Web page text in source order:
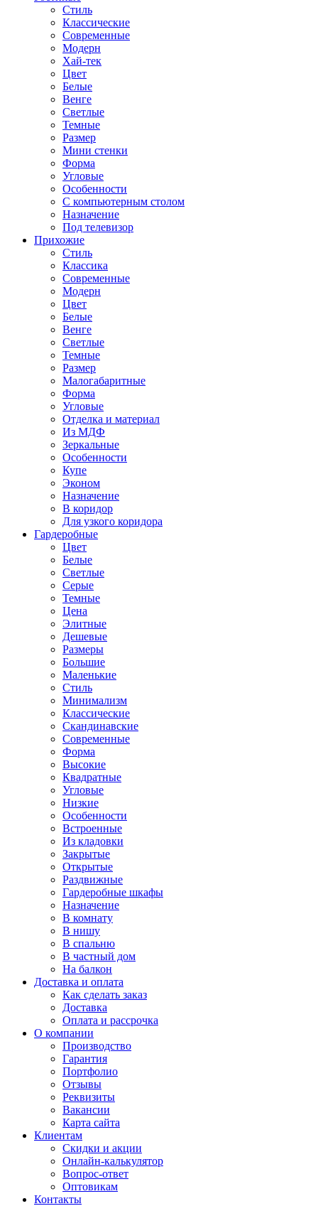
Стиль
Классические
Современные
Модерн
Хай-тек
Цвет
Белые
Венге
Светлые
Темные
Размер
Мини стенки
Форма
Угловые
Особенности
С компьютерным столом
Назначение
Под телевизор
Прихожие
Стиль
Классика
Современные
Модерн
Цвет
Белые
Венге
Светлые
Темные
Размер
Малогабаритные
Форма
Угловые
Отделка и материал
Из МДФ
Зеркальные
Особенности
Купе
Эконом
Назначение
В коридор
Для узкого коридора
Гардеробные
Цвет
Белые
Светлые
Серые
Темные
Цена
Элитные
Дешевые
Размеры
Большие
Маленькие
Стиль
Минимализм
Классические
Скандинавские
Современные
Форма
Высокие
Квадратные
Угловые
Низкие
Особенности
Встроенные
Из кладовки
Закрытые
Открытые
Раздвижные
Гардеробные шкафы
Назначение
В комнату
В нишу
В спальню
В частный дом
На балкон
Доставка и оплата
Как сделать заказ
Доставка
Оплата и рассрочка
О компании
Производство
Гарантия
Портфолио
Отзывы
Реквизиты
Вакансии
Карта сайта
Клиентам
Скидки и акции
Онлайн-калькулятор
Вопрос-ответ
Оптовикам
Контакты